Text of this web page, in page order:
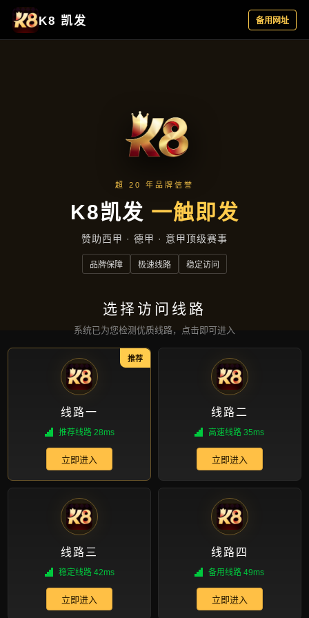
产品介绍
首页 产品介绍